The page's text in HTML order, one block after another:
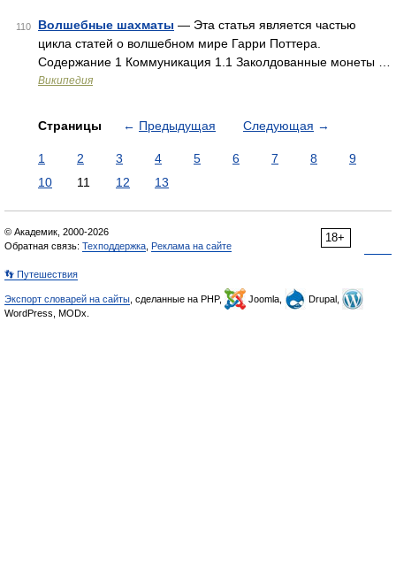
110 Волшебные шахматы — Эта статья является частью
цикла статей о волшебном мире Гарри Поттера.
Содержание 1 Коммуникация 1.1 Заколдованные монеты …
Википедия
Страницы ← Предыдущая Следующая →
1 2 3 4 5 6 7 8
9
10
11 12 13
18+
© Академик, 2000-2026
Обратная связь: Техподдержка Реклама на сайте
👣 Путешествия
Экспорт словарей на сайты , сделанные на PHP, Joomla,
Drupal,
WordPress, MODx.